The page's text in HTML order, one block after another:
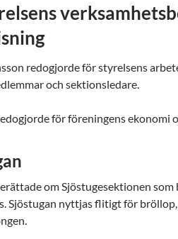
redogjorde för styrelsens
och sektionsledare.
för föreningens ekonomi
om Sjöstugesektionen
Sjöstugan nyttjas flitigt för